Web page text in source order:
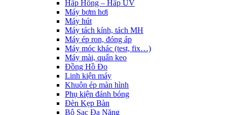
Hấp Hồng – Hấp UV
Máy bơm hơi
Máy hút
Máy tách kính, tách MH
Máy ép ron, đóng áp
Máy móc khác (test, fix…)
Máy mài, quấn keo
Đồng Hồ Đo
Linh kiện máy
Khuôn ép màn hình
Phụ kiện đánh bóng
Đèn Kẹp Bàn
Bộ Sạc Đa Năng